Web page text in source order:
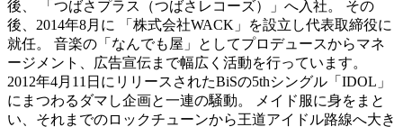
後、 「つばさプラス（つばさレコーズ）」へ入社。 その
後、2014年8月に 「株式会社WACK」を設立し代表取締役に
就任。 音楽の「なんでも屋」としてプロデュースからマネ
ージメント、広告宣伝まで幅広く活動を行っています。
2012年4月11日にリリースされたBiSの5thシングル「IDOL」
にまつわるダマし企画と一連の騒動。 メイド服に身をまと
い、それまでのロックチューンから王道アイドル路線へ大き